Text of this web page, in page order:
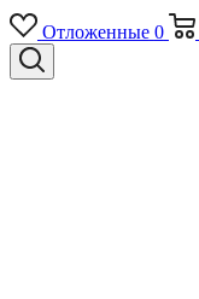
Отложенные 0